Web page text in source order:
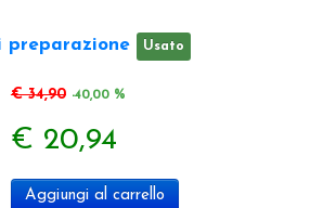
preparazione Usato
€ 34,90 -40,00 %
€ 20,94
Aggiungi al carrello